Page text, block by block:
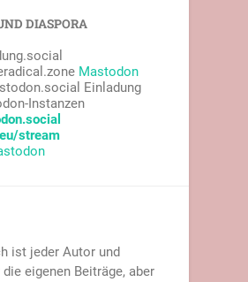
DIASPORA
Mastodon
Einladung
Instanzen
stream
ist jeder Autor und
eigenen Beiträge, aber